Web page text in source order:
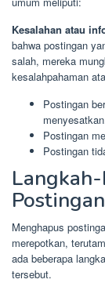
Kesalahan atau
bahwa postingan
salah, mereka
kesalahpahaman
Postingan
Postingan
Postingan
Menghapus
merepotkan,
ada beberapa
tersebut.